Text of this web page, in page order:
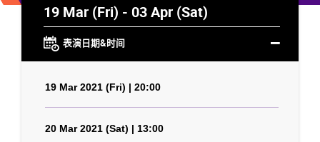
19 Mar (Fri) - 03 Apr (Sat)
表演日期&时间
19 Mar 2021 (Fri) | 20:00
20 Mar 2021 (Sat) | 13:00